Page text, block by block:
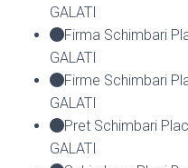
GALATI
Firma Schimbari
GALATI
Firme Schimbari
GALATI
Pret Schimbari
GALATI